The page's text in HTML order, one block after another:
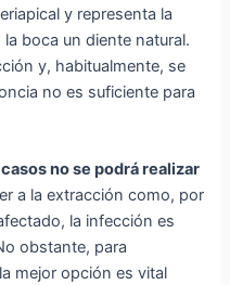
y representa la
boca un diente natural.
y, habitualmente, se
no es suficiente para
no se podrá realizar
a la extracción como, por
la infección es
obstante, para
mejor opción es vital